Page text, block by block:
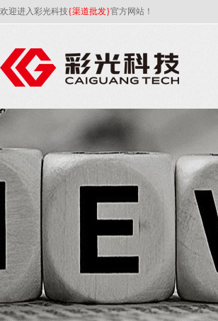
欢迎进入彩光科技{渠道批发}官方网站！